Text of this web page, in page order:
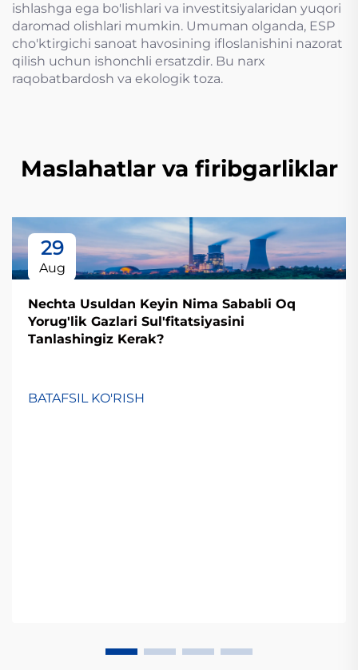
ishlashga ega bo'lishlari va investitsiyalaridan yuqori
daromad olishlari mumkin. Umuman olganda, ESP
cho'ktirgichi sanoat havosining ifloslanishini nazorat
qilish uchun ishonchli ersatzdir. Bu narx
raqobatbardosh va ekologik toza.
Maslahatlar va firibgarliklar
29
Aug
Nechta Usuldan Keyin Nima Sababli Oq
Yorug'lik Gazlari Sul'fitatsiyasini
Tanlashingiz Kerak?
BATAFSIL KO'RISH